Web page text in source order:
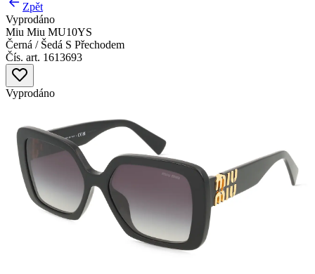
Zpět
Vyprodáno
Miu Miu MU10YS
Černá / Šedá S Přechodem
Čís. art. 1613693
Vyprodáno